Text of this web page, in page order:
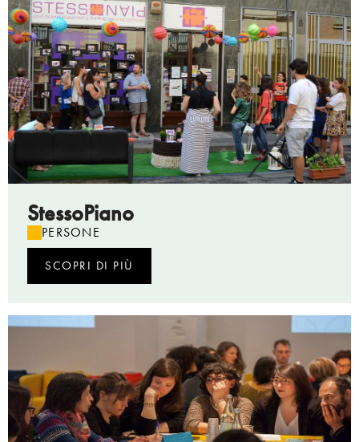
StessoPiano
PERSONE
SCOPRI DI PIÙ